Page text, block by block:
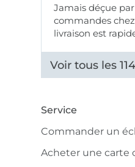
Jamais déçue
commandes
livraison est
Voir tous les
Service
Commander un
Acheter une carte